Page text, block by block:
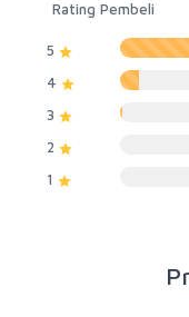
Rating Pembeli
5
4
3
2
1